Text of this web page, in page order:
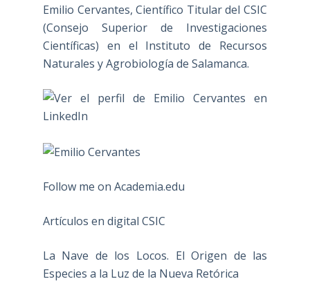
Emilio Cervantes, Científico Titular del CSIC
(Consejo Superior de Investigaciones
Científicas) en el Instituto de Recursos
Naturales y Agrobiología de Salamanca.
Follow me on Academia.edu
Artículos en digital CSIC
La Nave de los Locos. El Origen de las
Especies a la Luz de la Nueva Retórica